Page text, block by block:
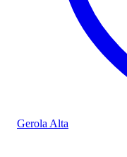
Gerola Alta